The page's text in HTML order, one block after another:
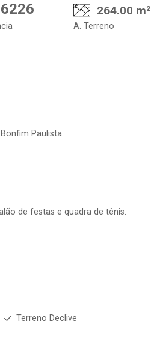
264.00 m²
A. Terreno
Paulista
de festas e quadra de tênis.
Terreno Declive